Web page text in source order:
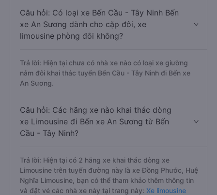
Câu hỏi: Có loại xe Bến Cầu - Tây Ninh Bến
xe An Sương dành cho cặp đôi, xe
limousine phòng đôi không?
Trả lời: Hiện tại chưa có nhà xe nào có loại xe giường
nằm đôi khai thác tuyến Bến Cầu - Tây Ninh đi Bến xe
An Sương.
Câu hỏi: Các hãng xe nào khai thác dòng
xe Limousine đi Bến xe An Sương từ Bến
Cầu - Tây Ninh?
Trả lời: Hiện tại có 2 hãng xe khai thác dòng xe
Limousine trên tuyến đường này là xe Đồng Phước, Huệ
Nghĩa Limousine, bạn có thể tham khảo thêm thông tin
và đặt vé các nhà xe này tại trang này: Xe limousine